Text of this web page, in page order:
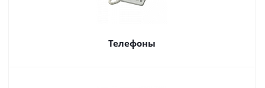
Телефоны